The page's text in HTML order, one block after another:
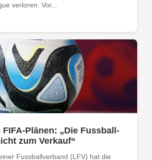
verloren. Vor...
FIFA-Plänen: „Die Fussball-
zum Verkauf“
Fussballverband (LFV) hat die